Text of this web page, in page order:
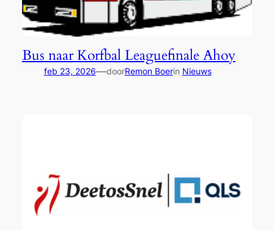
Bus naar Korfbal Leaguefinale Ahoy
feb 23, 2026—doorRemon Boerin Nieuws